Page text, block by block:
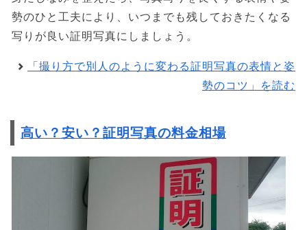
勢のひと工夫により、いつまでも残しておきたくなる
写りが良い証明写真にしましょう。
「撮り方で別人のように変わる証明写真の表情と姿
勢のコツ」を読む
高い？安い？証明写真の料金相場